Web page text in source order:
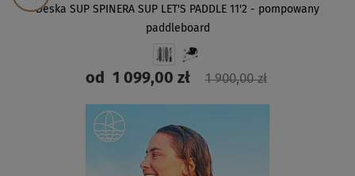
Deska SUP SPINERA SUP LET'S PADDLE 11'2 - pompowany
paddleboard
od1 099,00 zł 1 900,00 zł